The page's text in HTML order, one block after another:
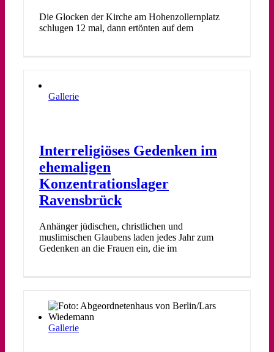
Die Glocken der Kirche am Hohenzollernplatz
schlugen 12 mal, dann ertönten auf dem
Gallerie
Interreligiöses Gedenken im
ehemaligen
Konzentrationslager
Ravensbrück
Anhänger jüdischen, christlichen und
muslimischen Glaubens laden jedes Jahr zum
Gedenken an die Frauen ein, die im
Gallerie